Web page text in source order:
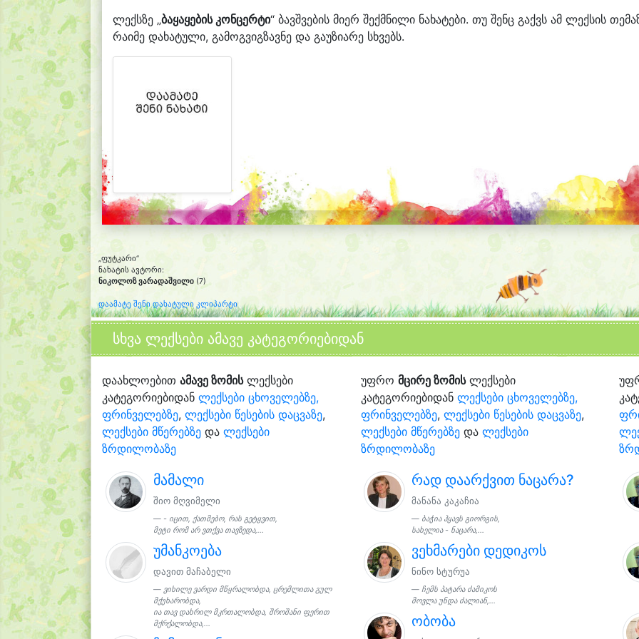
ლექსზე „ბაყაყების კონცერტი“ ბავშვების მიერ შექმნილი ნახატები. თუ შენც გაქვს ამ ლექსის
რაიმე დახატული, გამოგვიგზავნე და გაუზიარე სხვებს.
„ფუტკარი“
ნახატის ავტორი:
ნიკოლოზ ვარადაშვილი (7)
დაამატე შენი დახატული კლიპარტი
სხვა ლექსები ამავე კატეგორიებიდან
დაახლოებით ამავე ზომისლექსები
კატეგორიებიდან ლექსები ცხოველებზე,
ფრინველებზე, ლექსები წესების დაცვაზე,
ლექსები მწერებზე და ლექსები
ზრდილობაზე
მამალი
შიო მღვიმელი
- იცით, ქათმებო, რას გეტყვით,
მეტი რომ არ ვთქვა თავზედა,...
უმანკოება
დავით მაჩაბელი
ვიხილე ვარდი მწყრალობდა, ცრემლითა გულ
მქუხარობდა,
ია თავ დახრილ მკრთალობდა, შროშანი ფერით
მქრქალობდა,...
უფრო მცირე ზომისლექსები
კატეგორიებიდან ლექსები ცხოველებზე,
ფრინველებზე, ლექსები წესების დაცვაზე,
ლექსები მწერებზედა ლექსები
ზრდილობაზე
რად დაარქვით ნაცარა?
მანანა კაკაჩია
ბაჭია ჰყავს გიორგის,
სახელია - ნაცარა,...
ვეხმარები დედიკოს
ნინო სტურუა
ჩემს პატარა ძამიკოს
მოვლა უნდა ძალიან,...
ობობა